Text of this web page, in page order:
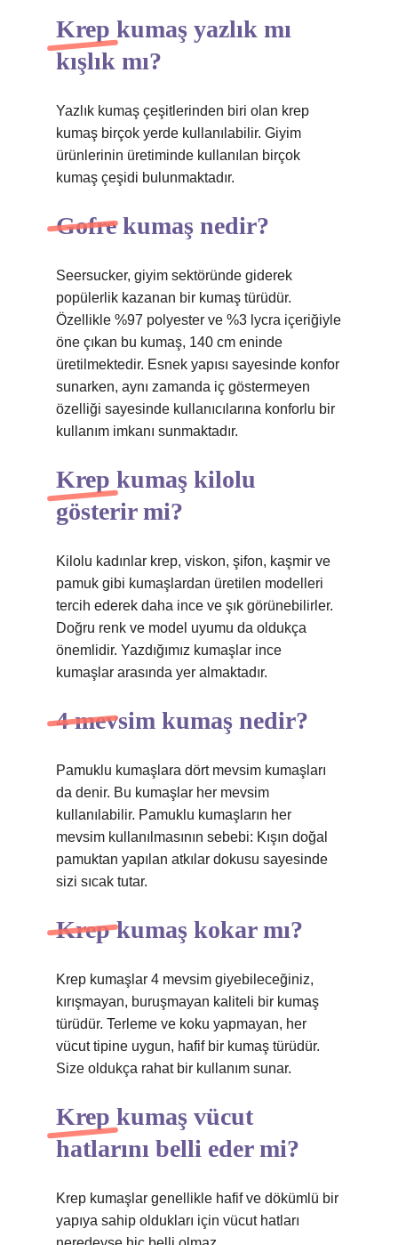
Krep kumaş yazlık mı
kışlık mı?
Yazlık kumaş çeşitlerinden biri olan krep
kumaş birçok yerde kullanılabilir. Giyim
ürünlerinin üretiminde kullanılan birçok
kumaş çeşidi bulunmaktadır.
Gofre kumaş nedir?
Seersucker, giyim sektöründe giderek
popülerlik kazanan bir kumaş türüdür.
Özellikle %97 polyester ve %3 lycra içeriğiyle
öne çıkan bu kumaş, 140 cm eninde
üretilmektedir. Esnek yapısı sayesinde konfor
sunarken, aynı zamanda iç göstermeyen
özelliği sayesinde kullanıcılarına konforlu bir
kullanım imkanı sunmaktadır.
Krep kumaş kilolu
gösterir mi?
Kilolu kadınlar krep, viskon, şifon, kaşmir ve
pamuk gibi kumaşlardan üretilen modelleri
tercih ederek daha ince ve şık görünebilirler.
Doğru renk ve model uyumu da oldukça
önemlidir. Yazdığımız kumaşlar ince
kumaşlar arasında yer almaktadır.
4 mevsim kumaş nedir?
Pamuklu kumaşlara dört mevsim kumaşları
da denir. Bu kumaşlar her mevsim
kullanılabilir. Pamuklu kumaşların her
mevsim kullanılmasının sebebi: Kışın doğal
pamuktan yapılan atkılar dokusu sayesinde
sizi sıcak tutar.
Krep kumaş kokar mı?
Krep kumaşlar 4 mevsim giyebileceğiniz,
kırışmayan, buruşmayan kaliteli bir kumaş
türüdür. Terleme ve koku yapmayan, her
vücut tipine uygun, hafif bir kumaş türüdür.
Size oldukça rahat bir kullanım sunar.
Krep kumaş vücut
hatlarını belli eder mi?
Krep kumaşlar genellikle hafif ve dökümlü bir
yapıya sahip oldukları için vücut hatları